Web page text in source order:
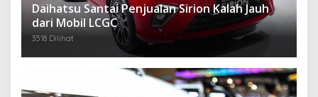
Daihatsu Santai Penjualan Sirion Kalah Jauh
dari Mobil LCGC
3518 Dilihat